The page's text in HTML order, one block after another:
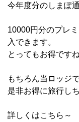
今年度分のしまぽ
10000円分のプレ
入できます。
とってもお得です
もちろん当ロッジ
是非お得に旅行し
詳しくはこちら～